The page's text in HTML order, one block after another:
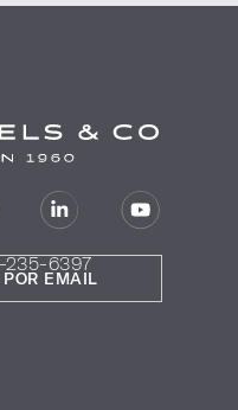
235-6397
EMAIL